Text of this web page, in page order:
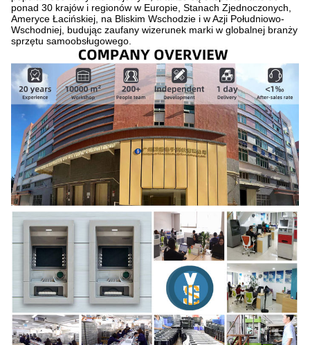
ponad 30 krajów i regionów w Europie, Stanach Zjednoczonych,
Ameryce Łacińskiej, na Bliskim Wschodzie i w Azji Południowo-
Wschodniej, budując zaufany wizerunek marki w globalnej branży
sprzętu samoobsługowego.